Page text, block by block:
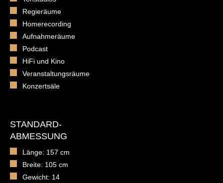
Regieräume
Homerecording
Aufnahmeräume
Podcast
HiFi und Kino
Veranstaltungsräume
Konzertsäle
STANDARD-
ABMESSUNG
Länge: 157 cm
Breite: 105 cm
Gewicht: 14